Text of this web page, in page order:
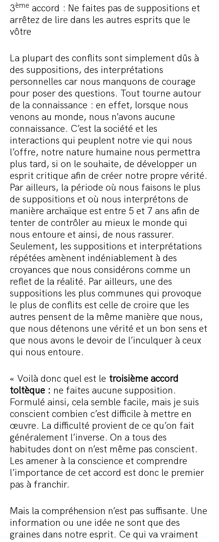
3ème accord : Ne faites pas de suppositions et
arrêtez de lire dans les autres esprits que le
vôtre
La plupart des conflits sont simplement dûs à
des suppositions, des interprétations
personnelles car nous manquons de courage
pour poser des questions. Tout tourne autour
de la connaissance : en effet, lorsque nous
venons au monde, nous n’avons aucune
connaissance. C’est la société et les
interactions qui peuplent notre vie qui nous
l’offre, notre nature humaine nous permettra
plus tard, si on le souhaite, de développer un
esprit critique afin de créer notre propre vérité.
Par ailleurs, la période où nous faisons le plus
de suppositions et où nous interprétons de
manière archaïque est entre 5 et 7 ans afin de
tenter de contrôler au mieux le monde qui
nous entoure et ainsi, de nous rassurer.
Seulement, les suppositions et interprétations
répétées amènent indéniablement à des
croyances que nous considérons comme un
reflet de la réalité. Par ailleurs, une des
suppositions les plus communes qui provoque
le plus de conflits est celle de croire que les
autres pensent de la même manière que nous,
que nous détenons une vérité et un bon sens et
que nous avons le devoir de l’inculquer à ceux
qui nous entoure.
« Voilà donc quel est le troisième accord
toltèque : ne faites aucune supposition.
Formulé ainsi, cela semble facile, mais je suis
conscient combien c’est difficile à mettre en
œuvre. La difficulté provient de ce qu’on fait
généralement l’inverse. On a tous des
habitudes dont on n’est même pas conscient.
Les amener à la conscience et comprendre
l’importance de cet accord est donc le premier
pas à franchir.
Mais la compréhension n’est pas suffisante. Une
information ou une idée ne sont que des
graines dans notre esprit. Ce qui va vraiment